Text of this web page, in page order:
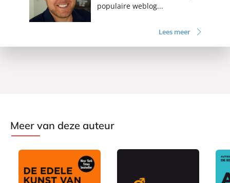
populaire weblog...
Lees meer
Meer van deze auteur